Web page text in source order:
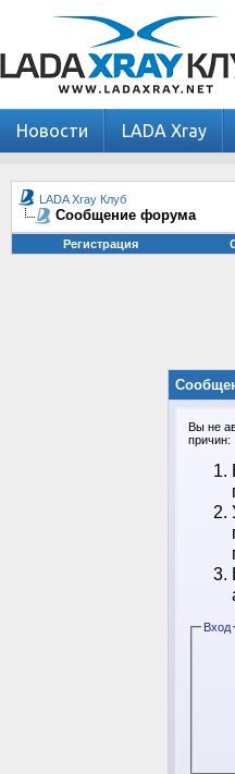
Новости LADA Xray
LADA Xray Клуб
Сообщение форума
Регистрация
Вы не
причин:
Вход